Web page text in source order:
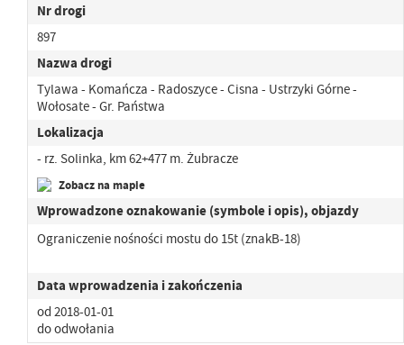
Nr drogi
897
Nazwa drogi
Tylawa - Komańcza - Radoszyce - Cisna - Ustrzyki Górne -
Wołosate - Gr. Państwa
Lokalizacja
- rz. Solinka, km 62+477 m. Żubracze
Zobacz na mapie
Wprowadzone oznakowanie (symbole i opis), objazdy
Ograniczenie nośności mostu do 15t (znakB-18)
Data wprowadzenia i zakończenia
od 2018-01-01
do odwołania